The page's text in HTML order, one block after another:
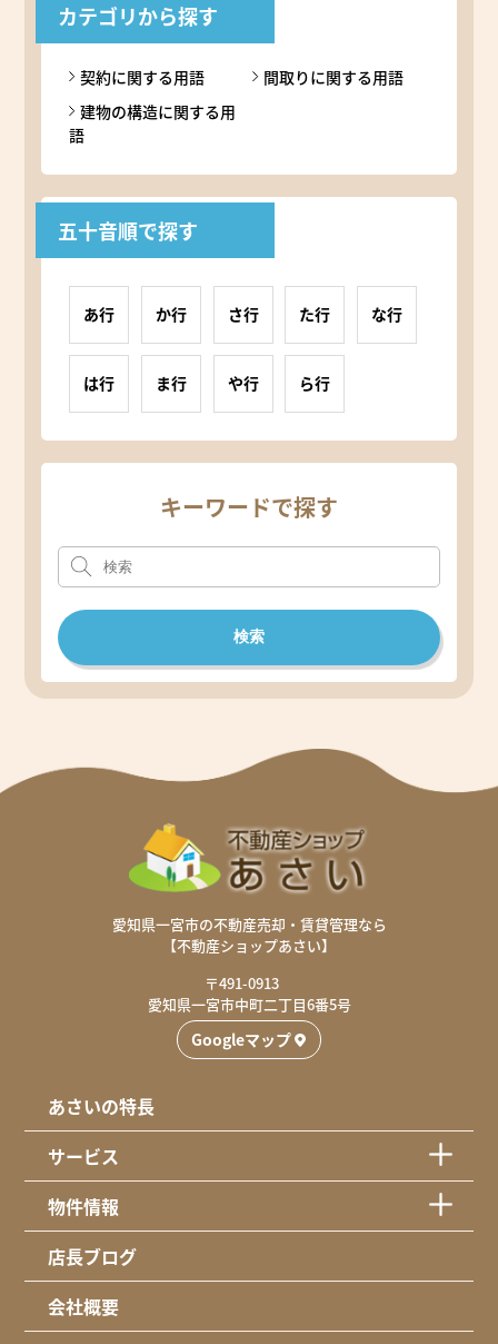
カテゴリから探す
契約に関する用語
間取りに関する用語
建物の構造に関する用
語
五十音順で探す
あ行 か行 さ行 た行 な行
は行 ま行 や行 ら行
キーワードで探す
愛知県一宮市の不動産売却・賃貸管理なら
【不動産ショップあさい】
〒491-0913
愛知県一宮市中町二丁目6番5号
Googleマップ
あさいの特長
サービス
物件情報
店長ブログ
会社概要